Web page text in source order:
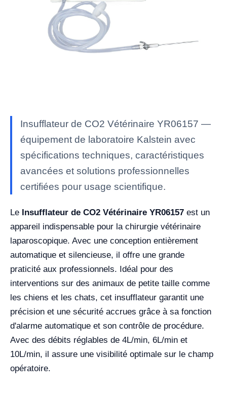
Insufflateur de CO2 Vétérinaire YR06157 —
équipement de laboratoire Kalstein avec
spécifications techniques, caractéristiques
avancées et solutions professionnelles
certifiées pour usage scientifique.
Le Insufflateur de CO2 Vétérinaire YR06157 est un
appareil indispensable pour la chirurgie vétérinaire
laparoscopique. Avec une conception entièrement
automatique et silencieuse, il offre une grande
praticité aux professionnels. Idéal pour des
interventions sur des animaux de petite taille comme
les chiens et les chats, cet insufflateur garantit une
précision et une sécurité accrues grâce à sa fonction
d'alarme automatique et son contrôle de procédure.
Avec des débits réglables de 4L/min, 6L/min et
10L/min, il assure une visibilité optimale sur le champ
opératoire.